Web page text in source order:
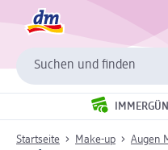
Suchen und finden
Startseite Make-up Augen